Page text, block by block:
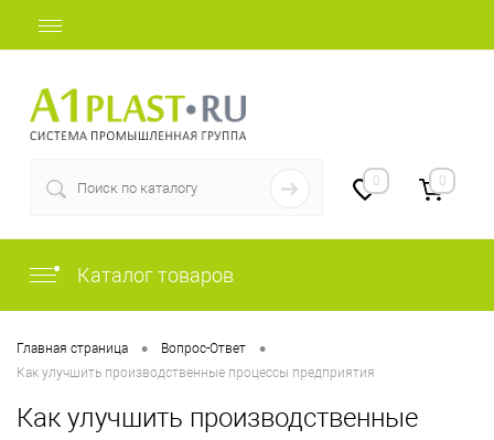
0 0
Каталог товаров
Главная страница • Вопрос-Ответ •
Как улучшить производственные процессы предприятия
Как улучшить производственные